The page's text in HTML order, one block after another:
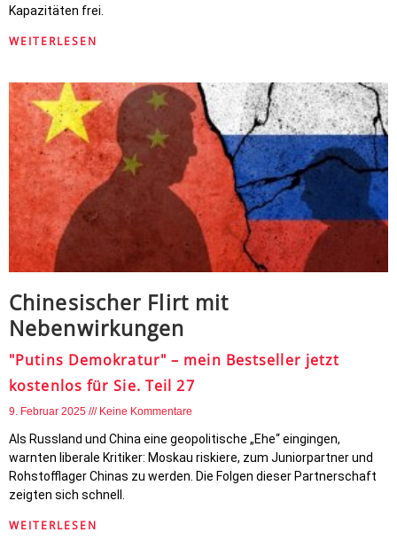
Kapazitäten frei.
WEITERLESEN
Chinesischer Flirt mit
Nebenwirkungen
"Putins Demokratur" – mein Bestseller jetzt
kostenlos für Sie. Teil 27
9. Februar 2025 Keine Kommentare
Als Russland und China eine geopolitische „Ehe“ eingingen,
warnten liberale Kritiker: Moskau riskiere, zum Juniorpartner und
Rohstofflager Chinas zu werden. Die Folgen dieser Partnerschaft
zeigten sich schnell.
WEITERLESEN